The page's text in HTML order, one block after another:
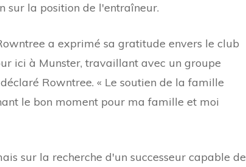
sur la position de l'entraîneur.
a exprimé sa gratitude envers le club
ici à Munster, travaillant avec un groupe
Rowntree. « Le soutien de la famille
le bon moment pour ma famille et moi
sur la recherche d'un successeur capable de